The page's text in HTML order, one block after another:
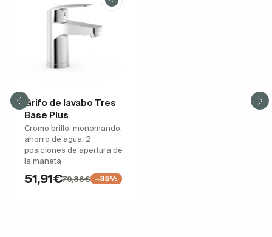
Grifo de lavabo Tres
Base Plus
Cromo brillo, monomando,
ahorro de agua. 2
posiciones de apertura de
la maneta
51,91€79,86€ −35%